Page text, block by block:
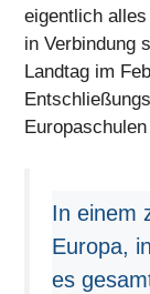
eigentlich alles
in Verbindung
Landtag im
In einem
Europa,
es